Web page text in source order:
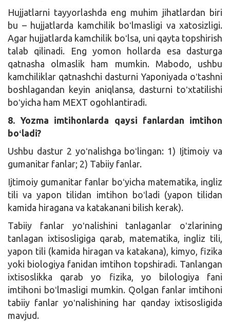
Hujjatlarni tayyorlashda eng muhim jihatlardan biri
bu – hujjatlarda kamchilik boʻlmasligi va xatosizligi.
Agar hujjatlarda kamchilik boʻlsa, uni qayta topshirish
talab qilinadi. Eng yomon hollarda esa dasturga
qatnasha olmaslik ham mumkin. Mabodo, ushbu
kamchiliklar qatnashchi dasturni Yaponiyada oʻtashni
boshlagandan keyin aniqlansa, dasturni toʻxtatilishi
boʻyicha ham MEXT ogohlantiradi.
8. Yozma imtihonlarda qaysi fanlardan imtihon
boʻladi?
Ushbu dastur 2 yoʻnalishga boʻlingan: 1) Ijtimoiy va
gumanitar fanlar; 2) Tabiiy fanlar.
Ijtimoiy gumanitar fanlar boʻyicha matematika, ingliz
tili va yapon tilidan imtihon boʻladi (yapon tilidan
kamida hiragana va katakanani bilish kerak).
Tabiiy fanlar yoʻnalishini tanlaganlar oʻzlarining
tanlagan ixtisosligiga qarab, matematika, ingliz tili,
yapon tili (kamida hiragan va katakana), kimyo, fizika
yoki biologiya fanidan imtihon topshiradi. Tanlangan
ixtisoslikka qarab yo fizika, yo bilologiya fani
imtihoni boʻlmasligi mumkin. Qolgan fanlar imtihoni
tabiiy fanlar yoʻnalishining har qanday ixtisosligida
mavjud.